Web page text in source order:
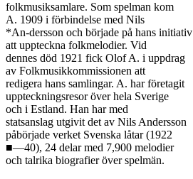
folkmusiksamlare. Som spelman kom
A. 1909 i förbindelse med Nils
*An-dersson och började på hans initiativ
att uppteckna folkmelodier. Vid
dennes död 1921 fick Olof A. i uppdrag
av Folkmusikkommissionen att
redigera hans samlingar. A. har företagit
uppteckningsresor över hela Sverige
och i Estland. Han har med
statsanslag utgivit det av Nils Andersson
påbörjade verket Svenska låtar (1922
■—40), 24 delar med 7,900 melodier
och talrika biografier över spelmän.